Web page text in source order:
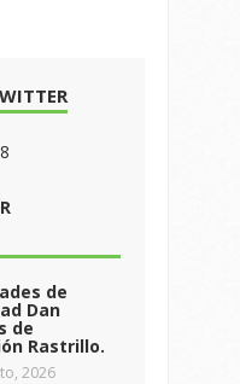
de
Dan
de
Rastrillo.
2026